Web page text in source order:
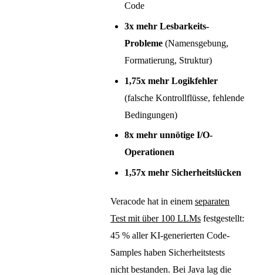
Code
3x mehr Lesbarkeits-
Probleme (Namensgebung,
Formatierung, Struktur)
1,75x mehr Logikfehler
(falsche Kontrollflüsse, fehlende
Bedingungen)
8x mehr unnötige I/O-
Operationen
1,57x mehr Sicherheitslücken
Veracode hat in einem separaten
Test mit über 100 LLMs festgestellt:
45 % aller KI-generierten Code-
Samples haben Sicherheitstests
nicht bestanden. Bei Java lag die